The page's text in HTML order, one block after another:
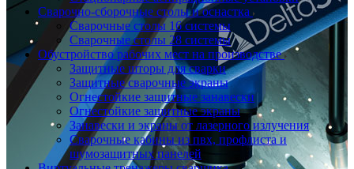
Сварочно-сборочные столы и оснастка
Сварочные столы 16 системы
Сварочные столы 28 системы
Обустройство рабочих мест на производстве
Защитные шторы для сварки
Защитные сварочные экраны
Огнестойкие защитные занавески
Огнестойкие защитные экраны
Занавески и экраны от лазерного излучения
Сварочные кабины из пвх, профлиста и
шумозащитных панелей